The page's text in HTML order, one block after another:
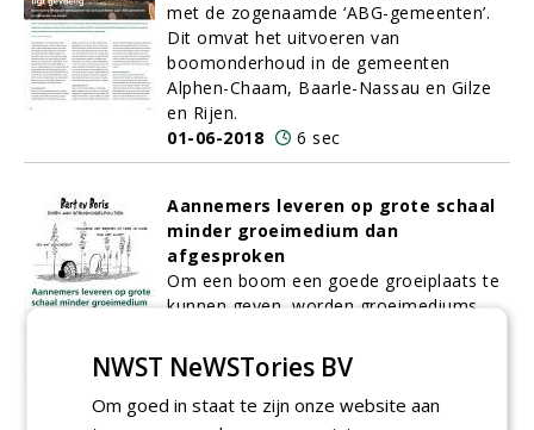
met de zogenaamde ‘ABG-gemeenten’.
Dit omvat het uitvoeren van
boomonderhoud in de gemeenten
Alphen-Chaam, Baarle-Nassau en Gilze
en Rijen.
01-06-2018
6 sec
Aannemers leveren op grote schaal
minder groeimedium dan
afgesproken
Om een boom een goede groeiplaats te
kunnen geven, worden groeimediums
zijn in het bestek opgenomen en
bindend.
01-06-2018
6 sec
NWST NeWSTories BV
Om goed in staat te zijn onze website aan